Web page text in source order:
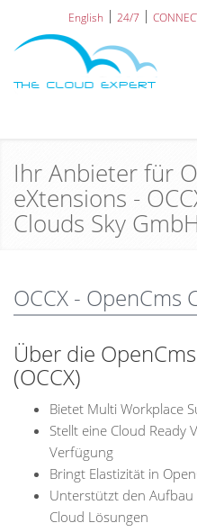
English 24/7
Ihr Anbieter für
eXtensions -
Clouds Sky GmbH
OCCX - OpenCms
Über die
(OCCX)
Bietet Multi Workplace
Stellt eine Cloud Ready
Verfügung
Bringt Elastizität in
Unterstützt den
Cloud Lösungen